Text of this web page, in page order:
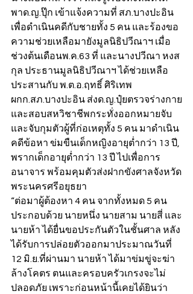
พาด.ญ.ปุ๊ก เข้าแจ้งความที่ สภ.บางปะอิน
เพื่อดำเนินคดีกับชายทั้ง 5 คน และร้องขอ
ความช่วยเหลือมายังมูลนิธิปวีณาฯ เมื่อ
ช่วงต้นเดือนพ.ค.63 ที่ และนางปวีณา หงส
กุล ประธานมูลนิธิปวีณาฯ ได้ช่วยเหลือ
ประสานกับ พ.ต.อ.ฤทธิ์ ศิริเทพ
ผกก.สภ.บางปะอิน ส่งด.ญ.ปุ๋ยตรวจร่างกาย
และสอบสหวิชาชีพกระทั่งออกหมายจับ
และจับกุมตัวผู้ที่ก่อเหตุทั้ง 5 คน มาดำเนิน
คดีข้อหา ข่มขืนเด็กหญิงอายุต่ำกว่า 13 ปี,
พรากเด็กอายุต่ำกว่า 13 ปี ไปเพื่อการ
อนาจาร พร้อมคุมตัวส่งฝากขังศาลจังหวัด
พระนครศรีอยุธยา
“ต่อมาผู้ต้องหา 4 คน จากทั้งหมด 5 คน
ประกอบด้วย นายหนึ่ง นายสาม นายสี่ และ
นายห้า ได้ยื่นขอประกันตัวในชั้นศาล หลัง
ได้รับการปล่อยตัวออกมาประมาณวันที่
12 มิ.ย.ที่ผ่านมา นายห้า ได้มาข่มขู่จะฆ่า
ล้างโคตร ตนและครอบครัวเกรงจะไม่
ปลอดภัย เพราะก่อนหน้านี้เคยได้ยินว่า